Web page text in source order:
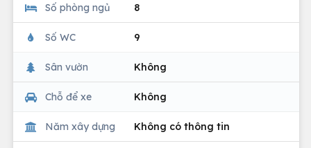
Số phòng ngủ 8
Số WC 9
Sân vườn Không
Chỗ để xe Không
Năm xây dựng Không có thông tin